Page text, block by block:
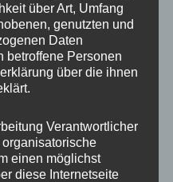
über Art, Umfang
genutzten und
Daten
betroffene Personen
über die ihnen
Verantwortlicher
einen möglichst
diese Internetseite